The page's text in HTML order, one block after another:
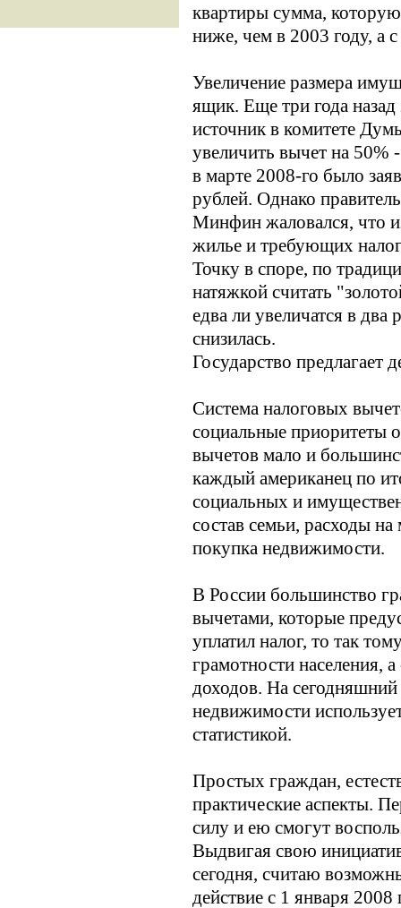
квартиры сумма,
ниже, чем в 2003 году, а
Увеличение размера
ящик. Еще три года
источник в комитете
увеличить вычет на 50%
в марте 2008-го было
рублей. Однако
Минфин жаловался, что
жилье и требующих
Точку в споре, по
натяжкой считать
едва ли увеличатся в два
снизилась.
Государство предлагает
Система налоговых
социальные приоритеты
вычетов мало и
каждый американец по
социальных и
состав семьи, расходы
покупка недвижимости.
В России большинство
вычетами, которые
уплатил налог, то так
грамотности населения,
доходов. На
недвижимости
статистикой.
Простых граждан,
практические аспекты.
силу и ею смогут
Выдвигая свою
сегодня, считаю
действие с 1 января